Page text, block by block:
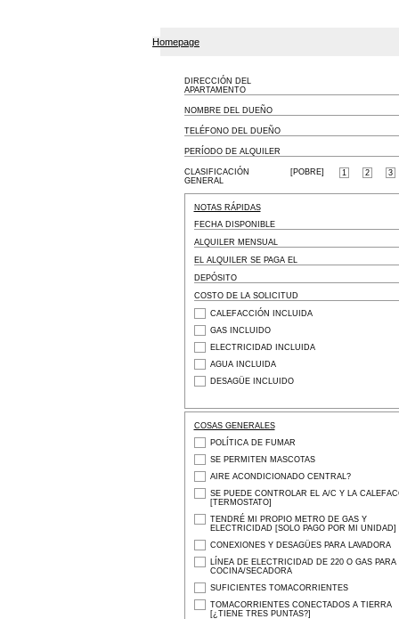
Homepage
DIRECCIÓN DEL
APARTAMENTO
NOMBRE DEL DUEÑO
TELÉFONO DEL DUEÑO
PERÍODO DE ALQUILER
CLASIFICACIÓN
GENERAL
[POBRE] 1 2 3
NOTAS RÁPIDAS
FECHA DISPONIBLE
ALQUILER MENSUAL
EL ALQUILER SE PAGA EL
DEPÓSITO
COSTO DE LA SOLICITUD
CALEFACCIÓN INCLUIDA
GAS INCLUIDO
ELECTRICIDAD INCLUIDA
AGUA INCLUIDA
DESAGÜE INCLUIDO
COSAS GENERALES
POLÍTICA DE FUMAR
SE PERMITEN MASCOTAS
AIRE ACONDICIONADO CENTRAL?
SE PUEDE CONTROLAR EL A/C Y LA
[TERMOSTATO]
TENDRÉ MI PROPIO METRO DE GAS Y
ELECTRICIDAD [SOLO PAGO POR MI UNIDAD]
CONEXIONES Y DESAGÜES PARA LAVADORA
LÍNEA DE ELECTRICIDAD DE 220 O GAS PARA
COCINA/SECADORA
SUFICIENTES TOMACORRIENTES
TOMACORRIENTES CONECTADOS A TIERRA
[¿TIENE TRES PUNTAS?]